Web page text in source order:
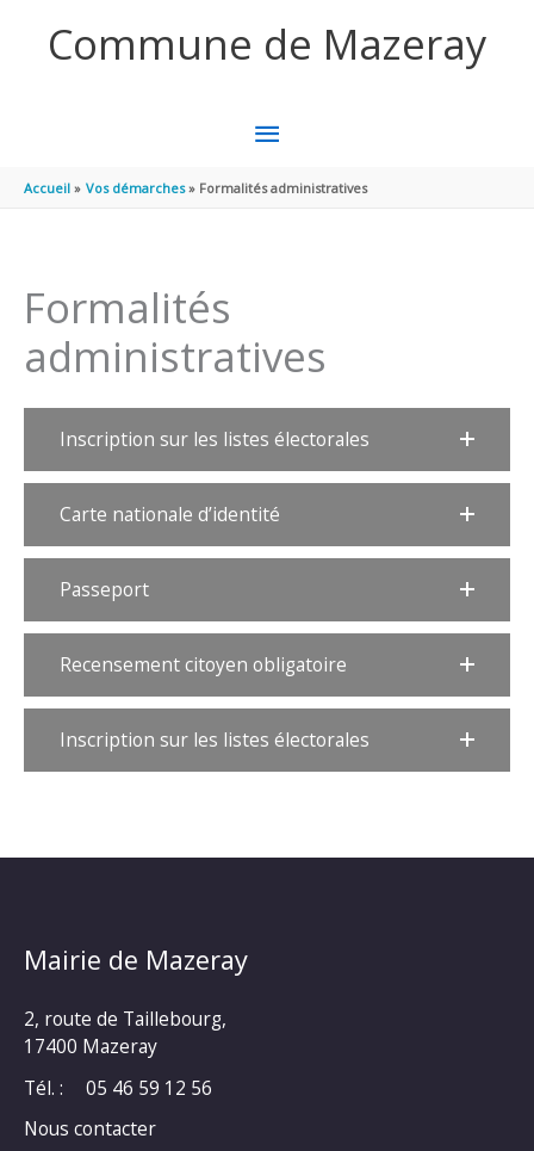
Commune de Mazeray
MENU
PRINCIPAL
Accueil Vos démarches Formalités administratives
Formalités
administratives
Inscription sur les listes électorales
Carte nationale d’identité
Passeport
Recensement citoyen obligatoire
Inscription sur les listes électorales
Mairie de Mazeray
2, route de Taillebourg,
17400 Mazeray
Tél. :
05 46 59 12 56
Nous contacter